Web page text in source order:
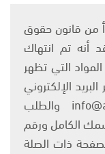
يتم الاستخدام المواد وفقًا للمادة 27 أ من قانون حقوق
كنت تعتقد أنه تم انتهاك
التي تظهر
الإلكتروني
على العنوان التالي: info@ashams.com والطلب
الكامل ورقم
ذات الصلة